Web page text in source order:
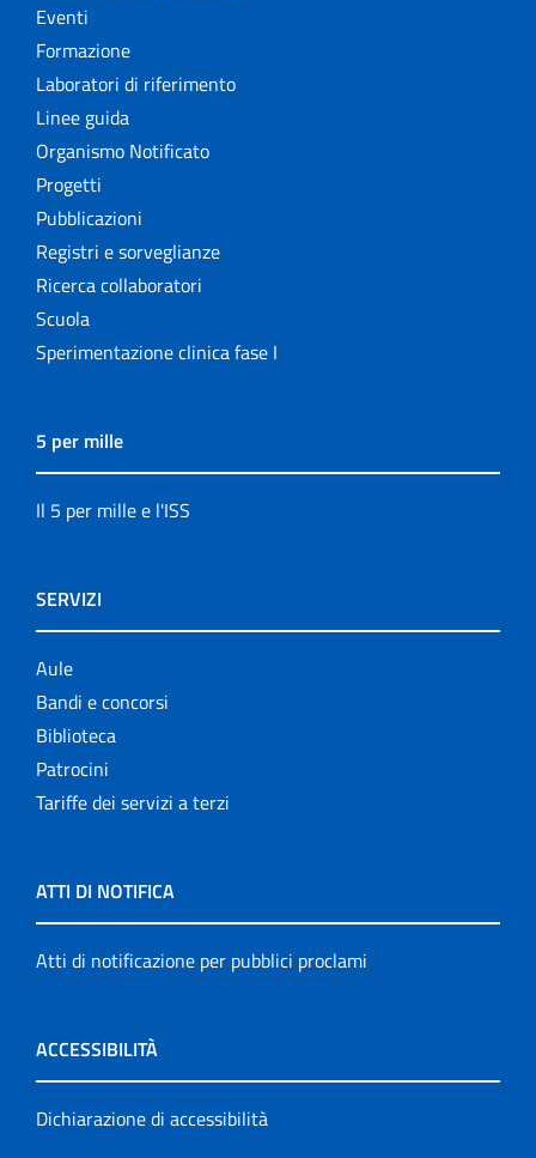
Eventi
Formazione
Laboratori di riferimento
Linee guida
Organismo Notificato
Progetti
Pubblicazioni
Registri e sorveglianze
Ricerca collaboratori
Scuola
Sperimentazione clinica fase I
5 per mille
Il 5 per mille e l'ISS
SERVIZI
Aule
Bandi e concorsi
Biblioteca
Patrocini
Tariffe dei servizi a terzi
ATTI DI NOTIFICA
Atti di notificazione per pubblici proclami
ACCESSIBILITÀ
Dichiarazione di accessibilità